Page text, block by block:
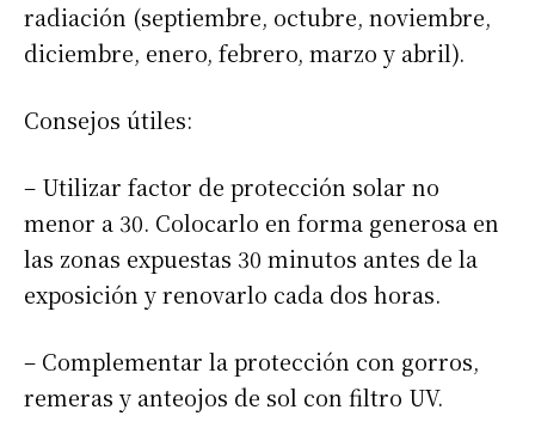
radiación (septiembre, octubre, noviembre,
diciembre, enero, febrero, marzo y abril).
Consejos útiles:
– Utilizar factor de protección solar no
menor a 30. Colocarlo en forma generosa en
las zonas expuestas 30 minutos antes de la
exposición y renovarlo cada dos horas.
– Complementar la protección con gorros,
remeras y anteojos de sol con filtro UV.